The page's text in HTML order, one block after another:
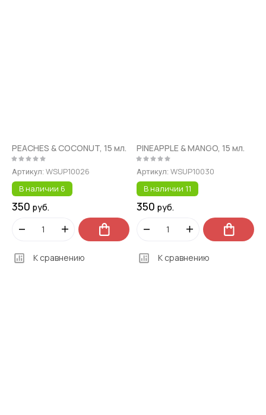
PEACHES & COCONUT, 15 мл.
Артикул: WSUP10026
В наличии 6
350 руб.
К сравнению
PINEAPPLE & MANGO, 15 мл.
Артикул: WSUP10030
В наличии 11
350 руб.
К сравнению